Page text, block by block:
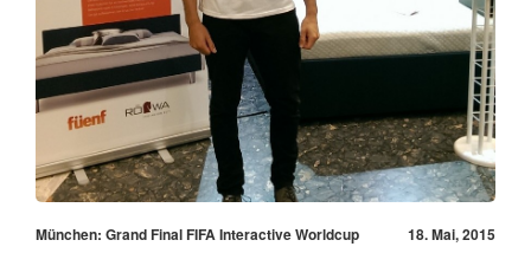
München: Grand Final FIFA Interactive Worldcup 18. Mai, 2015